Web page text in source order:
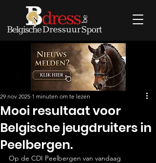
Mooi resultaat voor
Belgische jeugdruiters in
Peelbergen.
29 nov 2025 1 minuten om te lezen
Op de CDI Peelbergen van vandaag